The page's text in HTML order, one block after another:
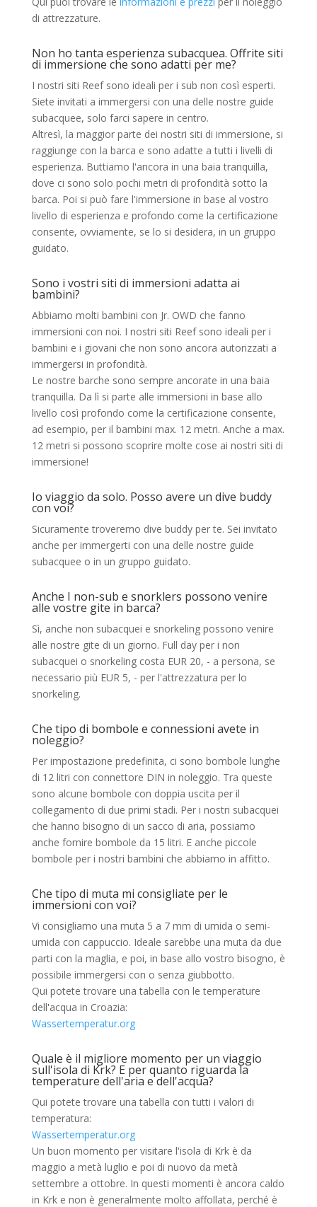
di attrezzature.
Non ho tanta esperienza subacquea. Offrite siti
di immersione che sono adatti per me?
I nostri siti Reef sono ideali per i sub non così esperti.
Siete invitati a immergersi con una delle nostre guide
subacquee, solo farci sapere in centro.
Altresì, la maggior parte dei nostri siti di immersione, si
raggiunge con la barca e sono adatte a tutti i livelli di
esperienza. Buttiamo l'ancora in una baia tranquilla,
dove ci sono solo pochi metri di profondità sotto la
barca. Poi si può fare l'immersione in base al vostro
livello di esperienza e profondo come la certificazione
consente, ovviamente, se lo si desidera, in un gruppo
guidato.
Sono i vostri siti di immersioni adatta ai
bambini?
Abbiamo molti bambini con Jr. OWD che fanno
immersioni con noi. I nostri siti Reef sono ideali per i
bambini e i giovani che non sono ancora autorizzati a
immergersi in profondità.
Le nostre barche sono sempre ancorate in una baia
tranquilla. Da lì si parte alle immersioni in base allo
livello così profondo come la certificazione consente,
ad esempio, per il bambini max. 12 metri. Anche a max.
12 metri si possono scoprire molte cose ai nostri siti di
immersione!
Io viaggio da solo. Posso avere un dive buddy
con voi?
Sicuramente troveremo dive buddy per te. Sei invitato
anche per immergerti con una delle nostre guide
subacquee o in un gruppo guidato.
Anche I non-sub e snorklers possono venire
alle vostre gite in barca?
Sì, anche non subacquei e snorkeling possono venire
alle nostre gite di un giorno. Full day per i non
subacquei o snorkeling costa EUR 20, - a persona, se
necessario più EUR 5, - per l'attrezzatura per lo
snorkeling.
Che tipo di bombole e connessioni avete in
noleggio?
Per impostazione predefinita, ci sono bombole lunghe
di 12 litri con connettore DIN in noleggio. Tra queste
sono alcune bombole con doppia uscita per il
collegamento di due primi stadi. Per i nostri subacquei
che hanno bisogno di un sacco di aria, possiamo
anche fornire bombole da 15 litri. E anche piccole
bombole per i nostri bambini che abbiamo in affitto.
Che tipo di muta mi consigliate per le
immersioni con voi?
Vi consigliamo una muta 5 a 7 mm di umida o semi-
umida con cappuccio. Ideale sarebbe una muta da due
parti con la maglia, e poi, in base allo vostro bisogno, è
possibile immergersi con o senza giubbotto.
Qui potete trovare una tabella con le temperature
dell'acqua in Croazia:
Wassertemperatur.org
Quale è il migliore momento per un viaggio
sull'isola di Krk? E per quanto riguarda la
temperature dell'aria e dell'acqua?
Qui potete trovare una tabella con tutti i valori di
temperatura:
Wassertemperatur.org
Un buon momento per visitare l'isola di Krk è da
maggio a metà luglio e poi di nuovo da metà
settembre a ottobre. In questi momenti è ancora caldo
in Krk e non è generalmente molto affollata, perché è